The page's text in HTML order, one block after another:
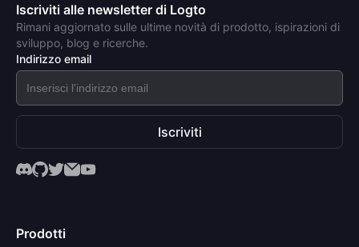
Iscriviti alle newsletter di Logto
Rimani aggiornato sulle ultime novità di prodotto, ispirazioni di
sviluppo, blog e ricerche.
Indirizzo email
Iscriviti
Prodotti